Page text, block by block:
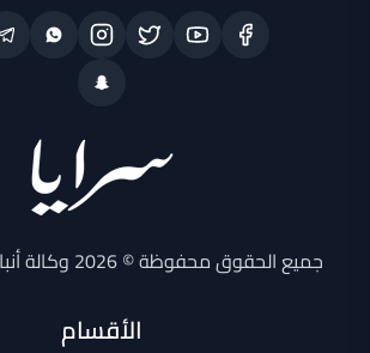
جميع الحقوق محفوظة © 2026 وكالة أنباء سرايا الإخبارية
الأقسام